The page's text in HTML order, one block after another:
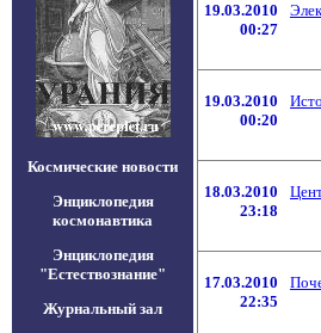
Космические новости
Энциклопедия
космонавтика
Энциклопедия
"Естествознание"
Журнальный зал
19.03.2010
00:27
19.03.2010
00:20
18.03.2010
23:18
17.03.2010
22:35